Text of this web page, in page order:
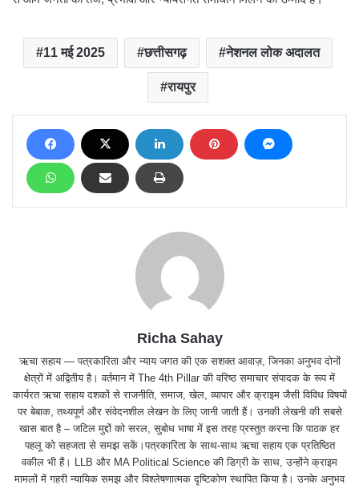
11 मई 2025 छत्तीसगढ़ नेशनल लोक अदालत
रायपुर
Richa Sahay
ऋचा सहाय — पत्रकारिता और न्याय जगत की एक सशक्त आवाज़, जिनका अनुभव दोनों
क्षेत्रों में अद्वितीय है। वर्तमान में The 4th Pillar की वरिष्ठ समाचार संपादक के रूप में
कार्यरत ऋचा सहाय दशकों से राजनीति, समाज, खेल, व्यापार और क्राइम जैसी विविध विषयों
पर बेबाक, तथ्यपूर्ण और संवेदनशील लेखन के लिए जानी जाती हैं। उनकी लेखनी की सबसे
खास बात है – जटिल मुद्दों को सरल, सुबोध भाषा में इस तरह प्रस्तुत करना कि पाठक हर
पहलू को सहजता से समझ सकें।पत्रकारिता के साथ-साथ ऋचा सहाय एक प्रतिष्ठित
वकील भी हैं। LLB और MA Political Science की डिग्री के साथ, उन्होंने क्राइम
मामलों में गहरी न्यायिक समझ और विश्लेषणात्मक दृष्टिकोण स्थापित किया है। उनके अनुभव